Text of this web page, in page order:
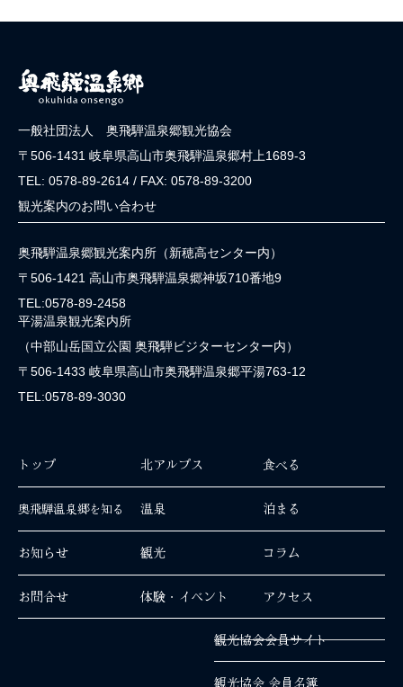
一般社団法人 奥飛騨温泉郷観光協会
〒506-1431 岐阜県高山市奥飛騨温泉郷村上1689-3
TEL: 0578-89-2614 / FAX: 0578-89-3200
観光案内のお問い合わせ
奥飛騨温泉郷観光案内所（新穂高センター内）
〒506-1421 高山市奥飛騨温泉郷神坂710番地9
TEL:0578-89-2458
平湯温泉観光案内所
（中部山岳国立公園 奥飛騨ビジターセンター内）
〒506-1433 岐阜県高山市奥飛騨温泉郷平湯763-12
TEL:0578-89-3030
トップ
奥飛騨温泉郷を知る
お知らせ
お問合せ
北アルプス
温泉
観光
体験・イベント
食べる
泊まる
コラム
アクセス
観光協会会員サイト
観光協会 会員名簿